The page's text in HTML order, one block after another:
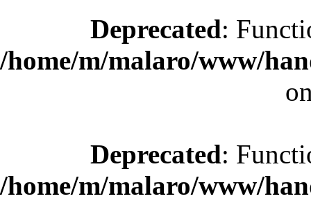
Deprecated:
/home/m/malaro/www/
Deprecated:
/home/m/malaro/www/